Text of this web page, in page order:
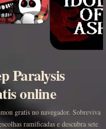
Paralysis
online
gratis no navegador. Sobreviva
ramificadas e descubra sete